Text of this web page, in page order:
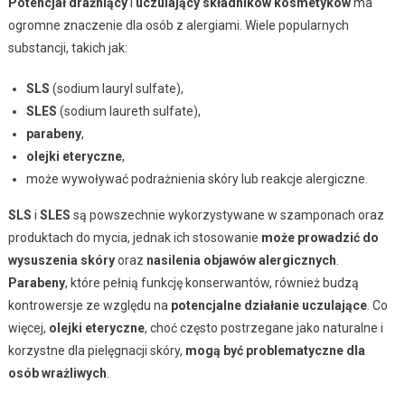
ogromne znaczenie dla osób z alergiami. Wiele popularnych
substancji, takich jak:
SLS (sodium lauryl sulfate),
SLES (sodium laureth sulfate),
parabeny,
olejki eteryczne,
może wywoływać podrażnienia skóry lub reakcje alergiczne.
SLS i SLES są powszechnie wykorzystywane w szamponach oraz
produktach do mycia, jednak ich stosowanie może prowadzić do
wysuszenia skóryoraz nasilenia objawów alergicznych
Parabeny, które pełnią funkcję konserwantów, również budzą
kontrowersje ze względu na potencjalne działanie uczulające. Co
więcej, olejki eteryczne, choć często postrzegane jako naturalne i
korzystne dla pielęgnacji skóry, mogą być problematyczne dla
osób wrażliwych